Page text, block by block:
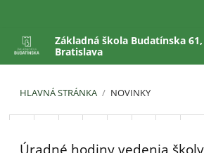
Základná škola Budatínska 61,
Bratislava
HLAVNÁ STRÁNKA / NOVINKY
Novinky
Úradné hodiny vedenia školy
Ďalší